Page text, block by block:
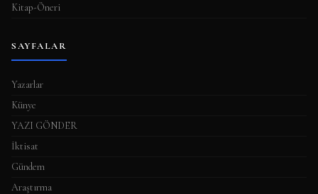
Kitap-Öneri
SAYFALAR
Yazarlar
Künye
YAZI GÖNDER
İktisat
Gündem
Araştırma